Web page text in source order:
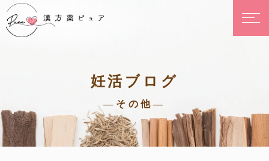
妊活ブログ
—その他—